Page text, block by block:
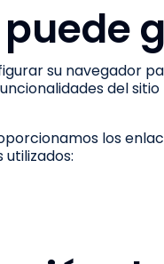
su navegador
del
los